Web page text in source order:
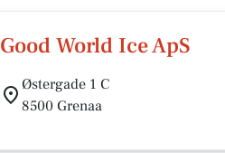
Good World Ice ApS
Østergade 1 C
8500 Grenaa